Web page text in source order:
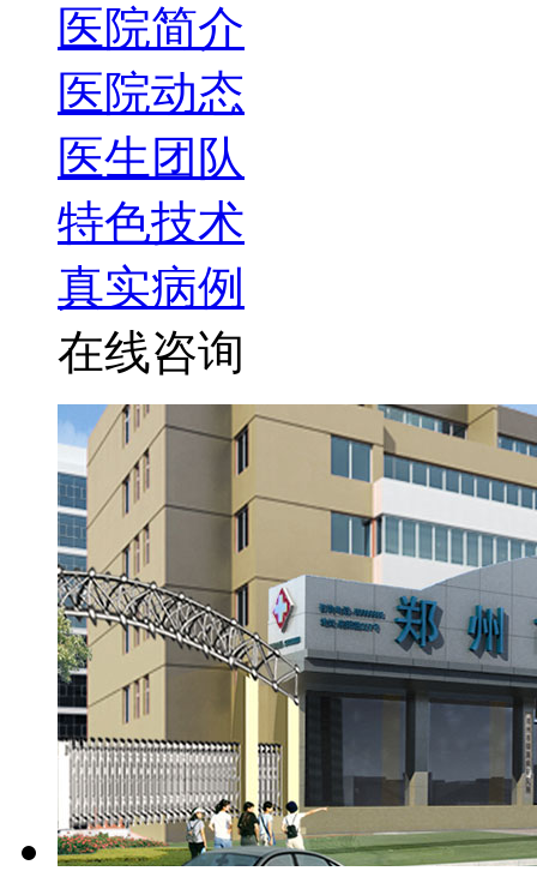
医院简介
医院动态
医生团队
特色技术
真实病例
在线咨询